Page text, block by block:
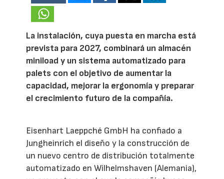
La instalación, cuya puesta en marcha está
prevista para 2027, combinará un almacén
miniload y un sistema automatizado para
palets con el objetivo de aumentar la
capacidad, mejorar la ergonomía y preparar
el crecimiento futuro de la compañía.
Eisenhart Laeppché GmbH ha confiado a
Jungheinrich el diseño y la construcción de
un nuevo centro de distribución totalmente
automatizado en Wilhelmshaven (Alemania),